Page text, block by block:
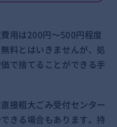
用は200円～500円程度
料とはいきませんが、処
で捨てることができる手
接粗大ごみ受付センター
きる場合もあります。持